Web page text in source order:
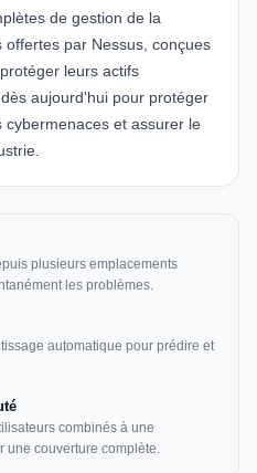
de gestion de la
par Nessus, conçues
leurs actifs
aujourd'hui pour protéger
et assurer le
plusieurs emplacements
les problèmes.
automatique pour prédire et
combinés à une
une couverture complète.